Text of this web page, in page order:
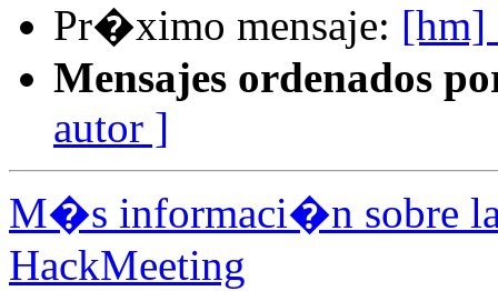
Pr�ximo mensaje: [hm]
Mensajes ordenados
autor ]
M�s informaci�n sobre
HackMeeting